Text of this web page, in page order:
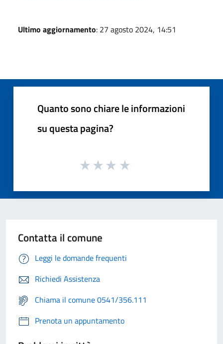
Ultimo aggiornamento: 27 agosto 2024, 14:51
Quanto sono chiare le informazioni
su questa pagina?
Contatta il comune
Leggi le domande frequenti
Richiedi Assistenza
Chiama il comune 0541/356.111
Prenota un appuntamento